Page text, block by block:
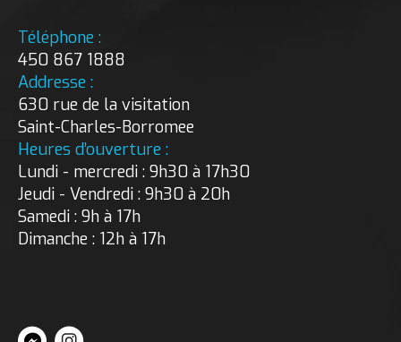
Téléphone :
450 867 1888
Addresse :
630 rue de la visitation
Saint-Charles-Borromee
Heures d’ouverture :
Lundi - mercredi : 9h30 à 17h30
Jeudi - Vendredi : 9h30 à 20h
Samedi : 9h à 17h
Dimanche : 12h à 17h